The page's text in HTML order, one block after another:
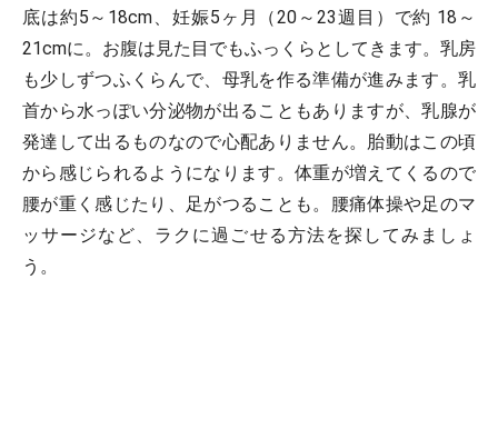
底は約5～18cm、妊娠5ヶ月（20～23週目）で約 18～
21cmに。お腹は見た目でもふっくらとしてきます。乳房
も少しずつふくらんで、母乳を作る準備が進みます。乳
首から水っぽい分泌物が出ることもありますが、乳腺が
発達して出るものなので心配ありません。胎動はこの頃
から感じられるようになります。体重が増えてくるので
腰が重く感じたり、足がつることも。腰痛体操や足のマ
ッサージなど、ラクに過ごせる方法を探してみましょ
う。